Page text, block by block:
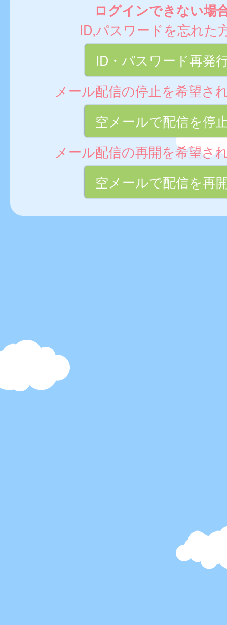
ログインできない場
ID,パスワードを忘れた
ID・パスワード再発
メール配信の停止を希望さ
空メールで配信を停
メール配信の再開を希望さ
空メールで配信を再